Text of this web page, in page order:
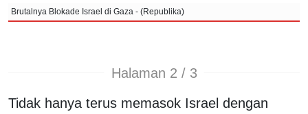
Brutalnya Blokade Israel di Gaza - (Republika)
Halaman 2 / 3
Tidak hanya terus memasok Israel dengan